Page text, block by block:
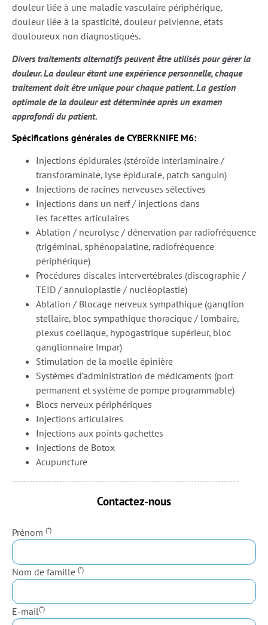
douleur liée à une maladie vasculaire périphérique,
douleur liée à la spasticité, douleur pelvienne, états
douloureux non diagnostiqués.
Divers traitements alternatifs peuvent être utilisés pour gérer la
douleur. La douleur étant une expérience personnelle, chaque
traitement doit être unique pour chaque patient. La gestion
optimale de la douleur est déterminée après un examen
approfondi du patient.
Spécifications générales de CYBERKNIFE M6:
Injections épidurales (stéroïde interlaminaire /
transforaminale, lyse épidurale, patch sanguin)
Injections de racines nerveuses sélectives
Injections dans un nerf / injections dans
les facettes articulaires
Ablation / neurolyse / dénervation par radiofréquence
(trigéminal, sphénopalatine, radiofréquence
périphérique)
Procédures discales intervertébrales (discographie /
TEID / annuloplastie / nucléoplastie)
Ablation / Blocage nerveux sympathique (ganglion
stellaire, bloc sympathique thoracique / lombaire,
plexus coeliaque, hypogastrique supérieur, bloc
ganglionnaire Impar)
Stimulation de la moelle épinière
Systèmes d’administration de médicaments (port
permanent et système de pompe programmable)
Blocs nerveux périphériques
Injections articulaires
Injections aux points gachettes
Injections de Botox
Acupuncture
Contactez-nous
Prénom (*)
Nom de famille (*)
E-mail(*)